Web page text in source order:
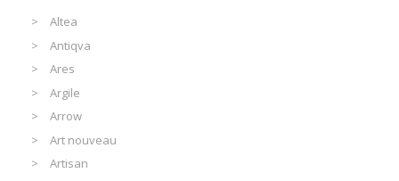
Altea
Antiqva
Ares
Argile
Arrow
Art nouveau
Artisan